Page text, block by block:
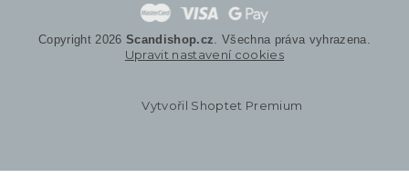
Vytvořil Shoptet Premium
Copyright 2026 Scandishop.cz . Všechna práva vyhrazena.
Upravit nastavení cookies